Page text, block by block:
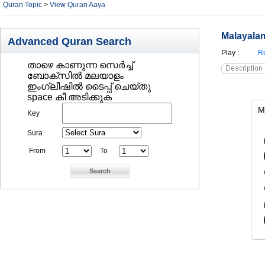
Quran Topic > View Quran Aaya
Advanced Quran Search
താഴെ കാണുന്ന സെര്‍ച്ച്‌
ബോക്സില്‍ മലയാളം
ഇംഗ്ലീഷില്‍ ടൈപ്പ് ചെയ്തു
space കീ അടിക്കുക
Key
Sura
From To
Play :